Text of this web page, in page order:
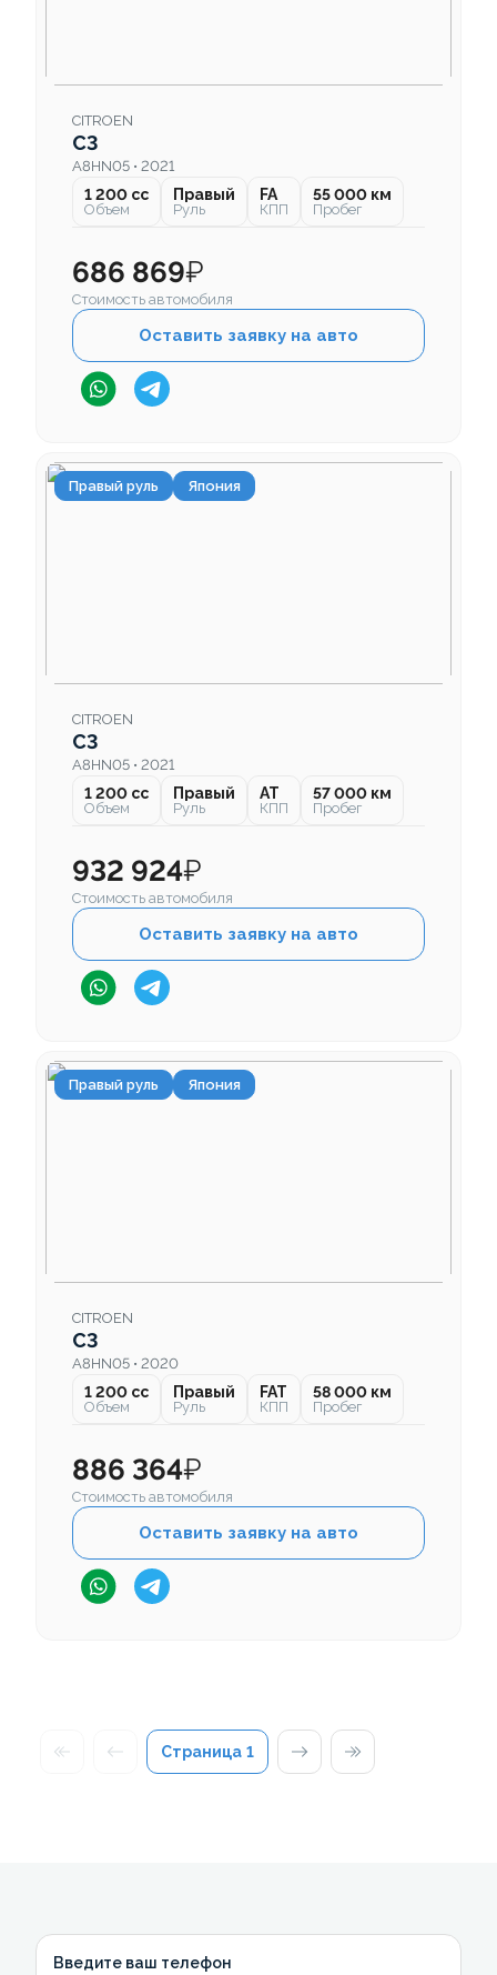
CITROEN
C3
A8HN05 • 2021
1 200 cc
Объем
Правый
Руль
FA
КПП
55 000 км
Пробег
686 869₽
Стоимость автомобиля
Оставить заявку на авто
Правый руль Япония
CITROEN
C3
A8HN05 • 2021
1 200 cc
Объем
Правый
Руль
AT
КПП
57 000 км
Пробег
932 924₽
Стоимость автомобиля
Оставить заявку на авто
Правый руль Япония
CITROEN
C3
A8HN05 • 2020
1 200 cc
Объем
Правый
Руль
FAT
КПП
58 000 км
Пробег
886 364₽
Стоимость автомобиля
Оставить заявку на авто
Страница 1
Введите ваш телефон